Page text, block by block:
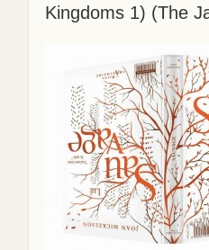
Kingdoms 1) (The